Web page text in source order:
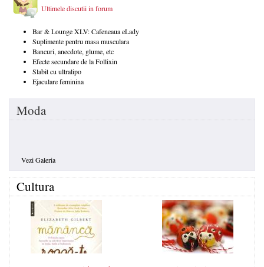
Ultimele discutii in forum
Bar & Lounge XLV: Cafeneaua eLady
Suplimente pentru masa musculara
Bancuri, anecdote, glume, etc
Efecte secundare de la Follixin
Slabit cu ultralipo
Ejaculare feminina
Moda
Vezi Galeria
Cultura